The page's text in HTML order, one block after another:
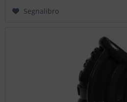
Segnalibro